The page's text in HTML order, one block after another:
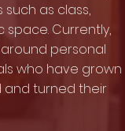
as class,
space. Currently,
personal
who have grown
and turned their